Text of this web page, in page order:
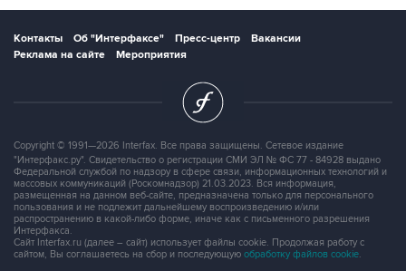
Контакты Об "Интерфаксе" Пресс-центр
Вакансии
Реклама на сайте
Мероприятия
Copyright © 1991—2026 Interfax. Все права защищены. Сетевое издание
"Интерфакс.ру". Свидетельство о регистрации СМИ ЭЛ № ФС 77 - 84928 выдано
Федеральной службой по надзору в сфере связи, информационных технологий и
массовых коммуникаций (Роскомнадзор) 21.03.2023. Вся информация,
размещенная на данном веб-сайте, предназначена только для персонального
пользования и не подлежит дальнейшему воспроизведению и/или
распространению в какой-либо форме, иначе как с письменного разрешения
Интерфакса.
Сайт Interfax.ru (далее – сайт) использует файлы cookie. Продолжая работу с
сайтом, Вы соглашаетесь на сбор и последующую обработку файлов cookie.